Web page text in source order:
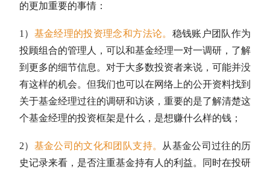
的更加重要的事情：
1） 基金经理的投资理念和方法论。 稳钱账户团队作为
投顾组合的管理人，可以和基金经理一对一调研，了解
到更多的细节信息。对于大多数投资者来说，可能并没
有这样的机会。但我们也可以在网络上的公开资料找到
关于基金经理过往的调研和访谈，重要的是了解清楚这
个基金经理的投资框架是什么，是想赚什么样的钱；
2） 基金公司的文化和团队支持。 从基金公司过往的历
史记录来看，是否注重基金持有人的利益。同时在投研